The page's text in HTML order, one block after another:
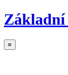
Základní
≡